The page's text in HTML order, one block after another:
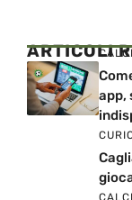
ARTICOLI
app,